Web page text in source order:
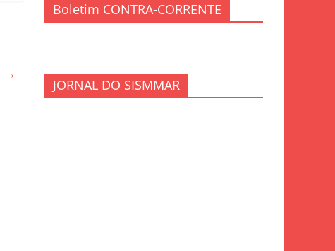
→
Boletim CONTRA-CORRENTE
JORNAL DO SISMMAR